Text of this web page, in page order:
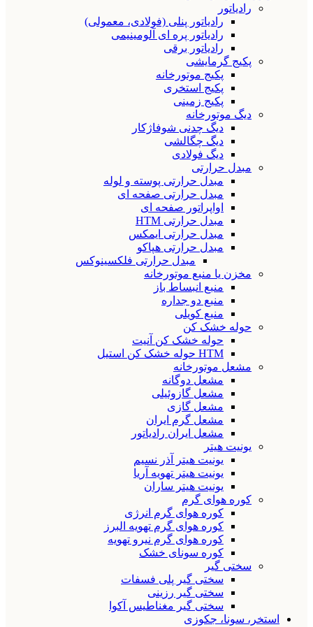
رادیاتور
رادیاتور پنلی (فولادی، معمولی)
رادیاتور پره ای آلومینیمی
رادیاتور برقی
پکیج گرمایشی
پکیج موتورخانه
پکیج استخری
پکیج زمینی
دیگ موتورخانه
دیگ چدنی شوفاژکار
دیگ چگالشی
دیگ فولادی
مبدل حرارتی
مبدل حرارتی پوسته و لوله
مبدل حرارتی صفحه ای
اواپراتور صفحه ای
مبدل حرارتی HTM
مبدل حرارتی ایمکس
مبدل حرارتی هپاکو
مبدل حرارتی فلکسینوکس
مخزن یا منبع موتورخانه
منبع انبساط باز
منبع دو جداره
منبع کویلی
حوله خشک کن
حوله خشک کن آنیت
HTM حوله خشک کن استیل
مشعل موتورخانه
مشعل دوگانه
مشعل گازوئیلی
مشعل گازی
مشعل گرم ایران
مشعل ایران رادیاتور
یونیت هیتر
یونیت هیتر آذر نسیم
یونیت هیتر تهویه آریا
یونیت هیتر ساران
کوره هوای گرم
کوره هوای گرم انرژی
کوره هوای گرم تهویه البرز
کوره هوای گرم نیرو تهویه
کوره سونای خشک
سختی گیر
سختی گیر پلی فسفات
سختی گیر رزینی
سختی گیر مغناطیس آکوا
استخر، سونا، جکوزی